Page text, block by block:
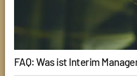
FAQ: Was ist Interim